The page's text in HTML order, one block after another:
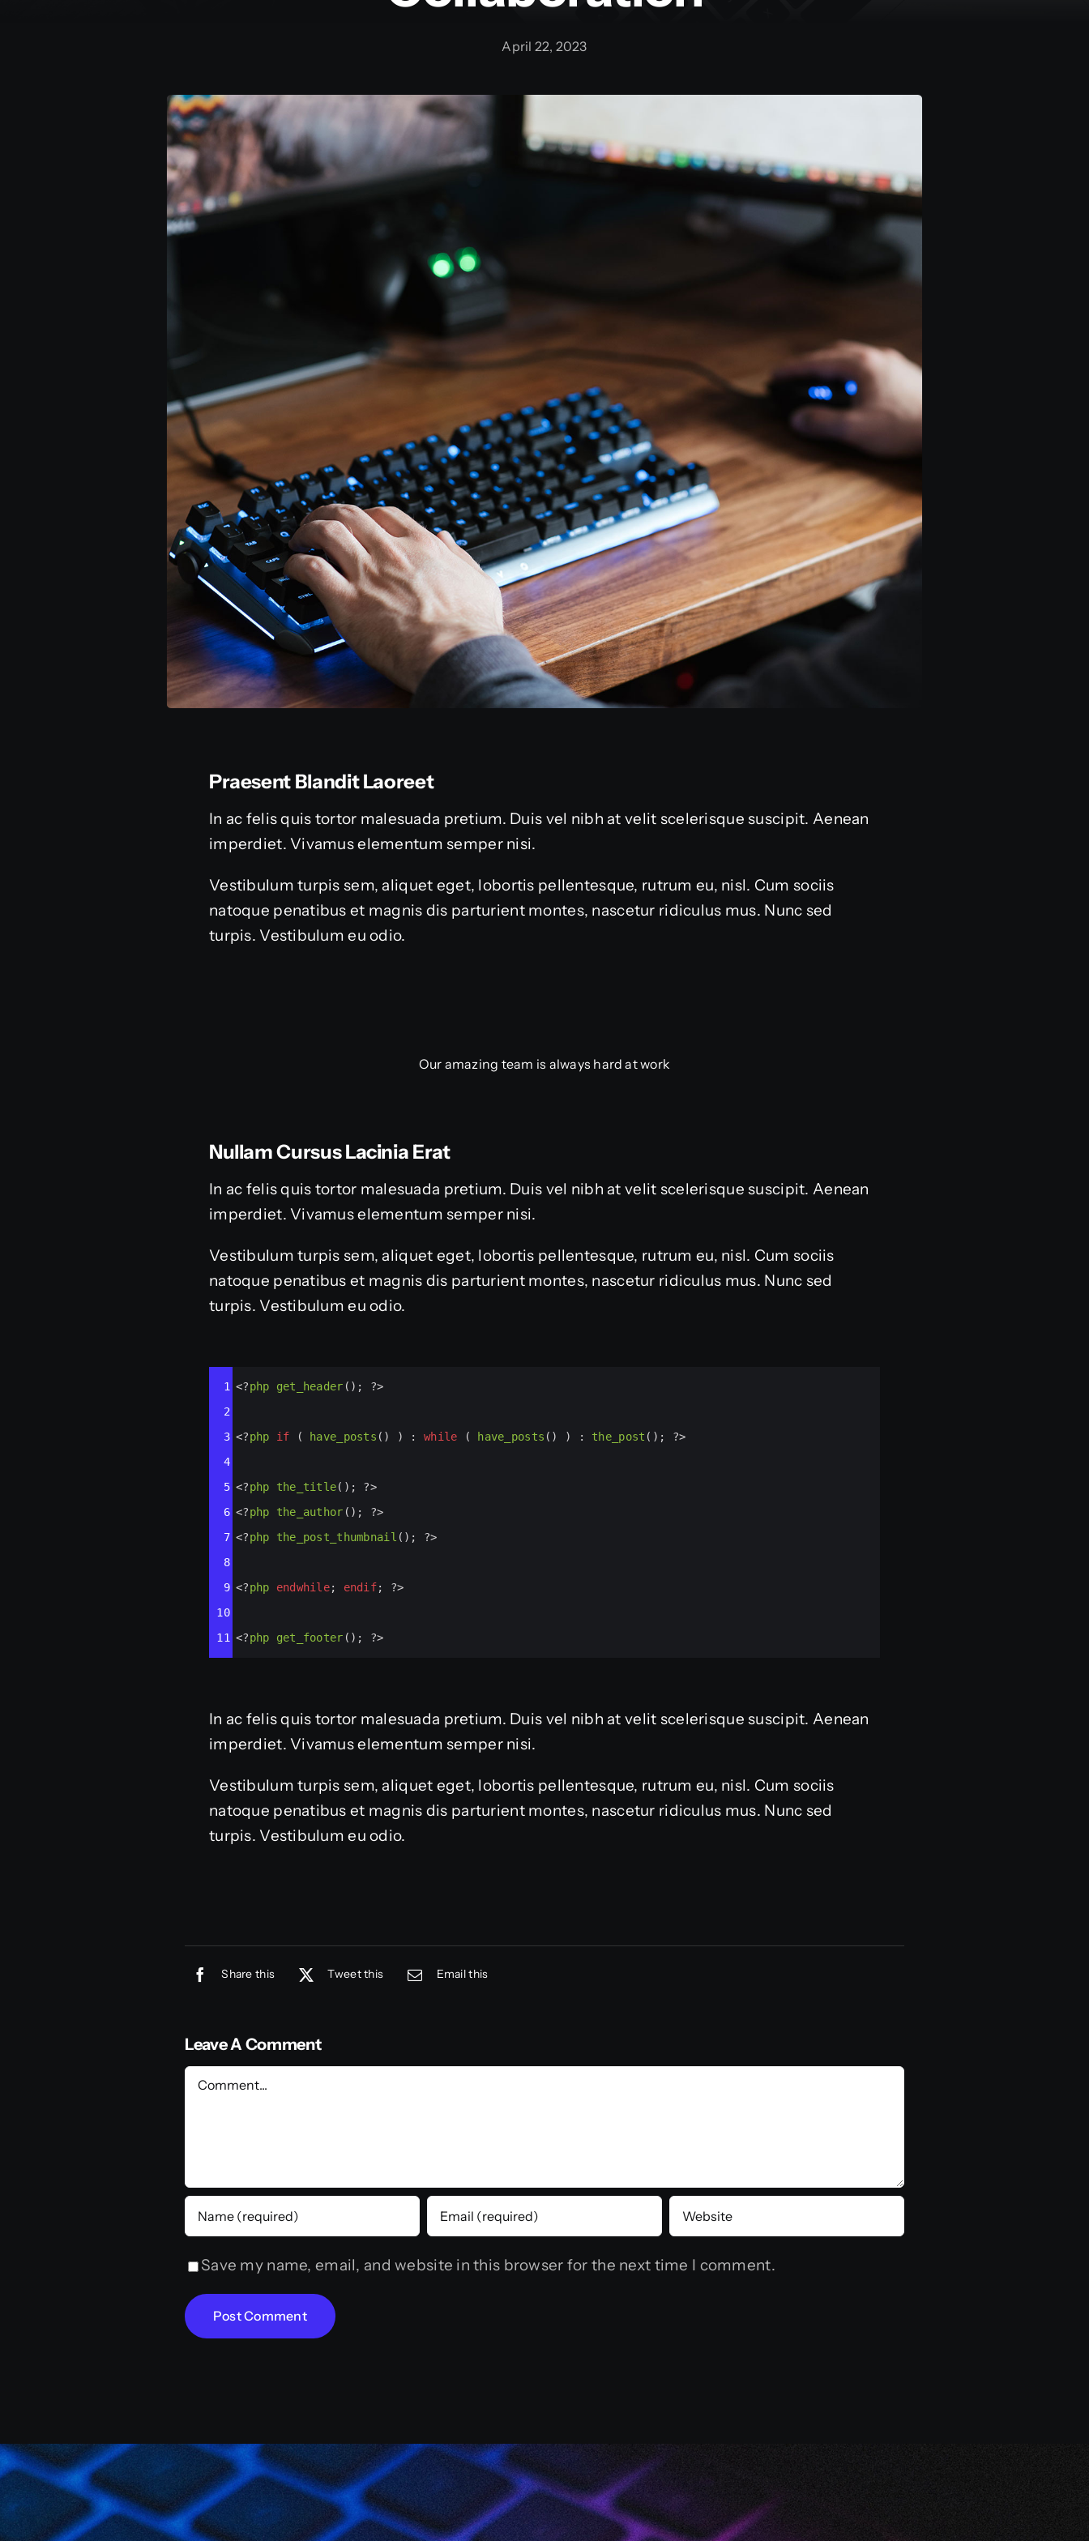
April 22, 2023
Praesent Blandit Laoreet
In ac felis quis tortor malesuada pretium. Duis vel nibh at velit scelerisque suscipit. Aenean
imperdiet. Vivamus elementum semper nisi.
Vestibulum turpis sem, aliquet eget, lobortis pellentesque, rutrum eu, nisl. Cum sociis
natoque penatibus et magnis dis parturient montes, nascetur ridiculus mus. Nunc sed
turpis. Vestibulum eu odio.
Our amazing team is always hard at work
Nullam Cursus Lacinia Erat
In ac felis quis tortor malesuada pretium. Duis vel nibh at velit scelerisque suscipit. Aenean
imperdiet. Vivamus elementum semper nisi.
Vestibulum turpis sem, aliquet eget, lobortis pellentesque, rutrum eu, nisl. Cum sociis
natoque penatibus et magnis dis parturient montes, nascetur ridiculus mus. Nunc sed
turpis. Vestibulum eu odio.
1 <?php get_header (); ?>
2
3 <?php if ( have_posts () ) : while ( have_posts () ) : the_post (); ?>
4
5 <?php the_title(); ?>
6 <?php the_author (); ?>
7 <?php the_post_thumbnail (); ?>
8
9 <?php endwhile; endif; ?>
10
11 <?php get_footer (); ?>
In ac felis quis tortor malesuada pretium. Duis vel nibh at velit scelerisque suscipit. Aenean
imperdiet. Vivamus elementum semper nisi.
Vestibulum turpis sem, aliquet eget, lobortis pellentesque, rutrum eu, nisl. Cum sociis
natoque penatibus et magnis dis parturient montes, nascetur ridiculus mus. Nunc sed
turpis. Vestibulum eu odio.
Share this Tweet this Email this
Leave A Comment
Comment
Save my name, email, and website in this browser for the next time I comment.